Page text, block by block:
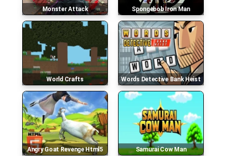
Monster Attack Spongebob Iron Man
World Crafts Words Detective Bank Heist
Angry Goat Revenge Html5 Samurai Cow Man